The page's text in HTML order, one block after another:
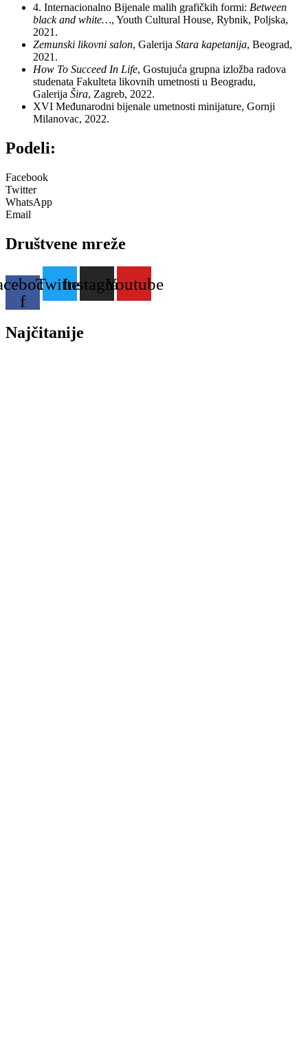
4. Internacionalno Bijenale malih grafičkih formi: Between
black and white…, Youth Cultural House, Rybnik, Poljska,
2021.
Zemunski likovni salon, Galerija Stara kapetanija, Beograd,
2021.
How To Succeed In Life, Gostujuća grupna izložba radova
studenata Fakulteta likovnih umetnosti u Beogradu,
Galerija Šira, Zagreb, 2022.
XVI Međunarodni bijenale umetnosti minijature, Gornji
Milanovac, 2022.
Podeli:
Facebook
Twitter
WhatsApp
Email
Društvene mreže
f
TwitterInstagramYoutube
Najčitanije